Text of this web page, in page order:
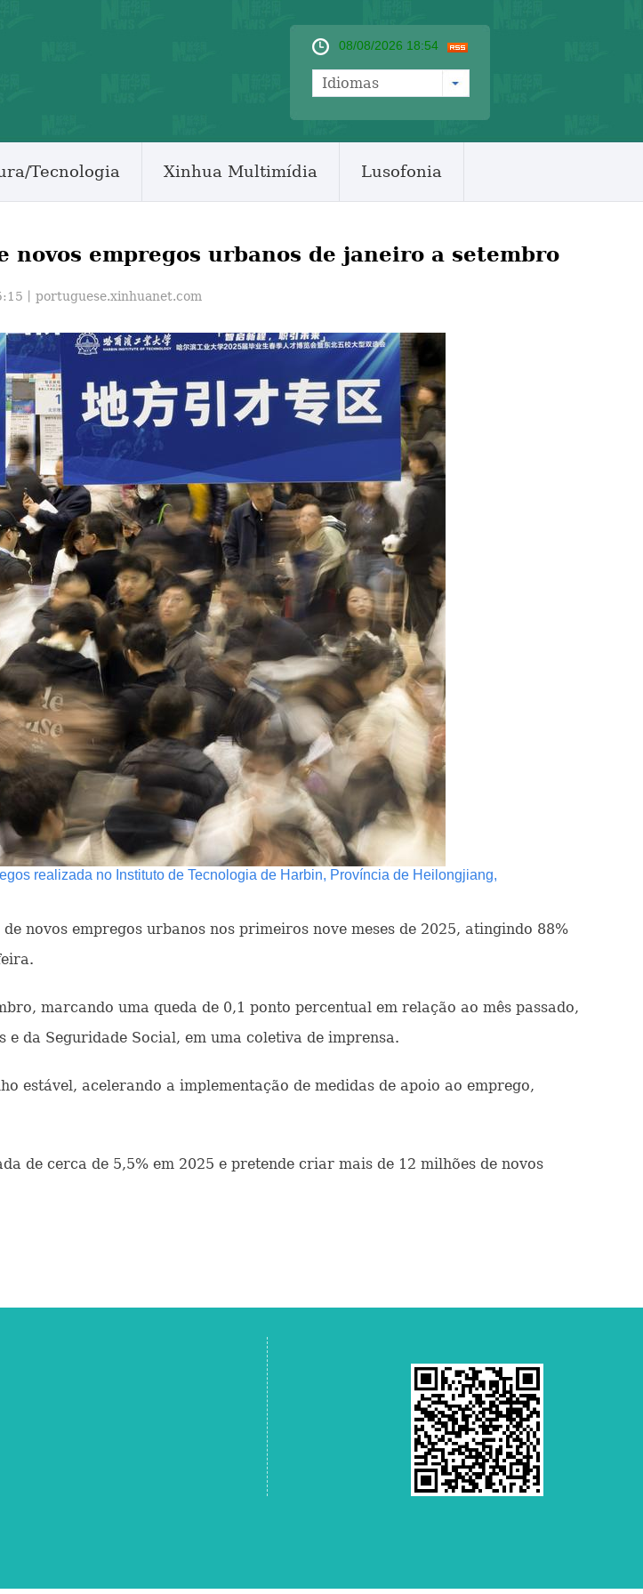
08/08/2026 18:54
Idiomas
Tecnologia Xinhua Multimídia Lusofonia
empregos urbanos de janeiro a setembro
丨 portuguese.xinhuanet.com
realizada no Instituto de Tecnologia de Harbin, Província de Heilongjiang,
novos empregos urbanos nos primeiros nove meses de 2025, atingindo 88%
marcando uma queda de 0,1 ponto percentual em relação ao mês passado,
da Seguridade Social, em uma coletiva de imprensa.
estável, acelerando a implementação de medidas de apoio ao emprego,
de cerca de 5,5% em 2025 e pretende criar mais de 12 milhões de novos